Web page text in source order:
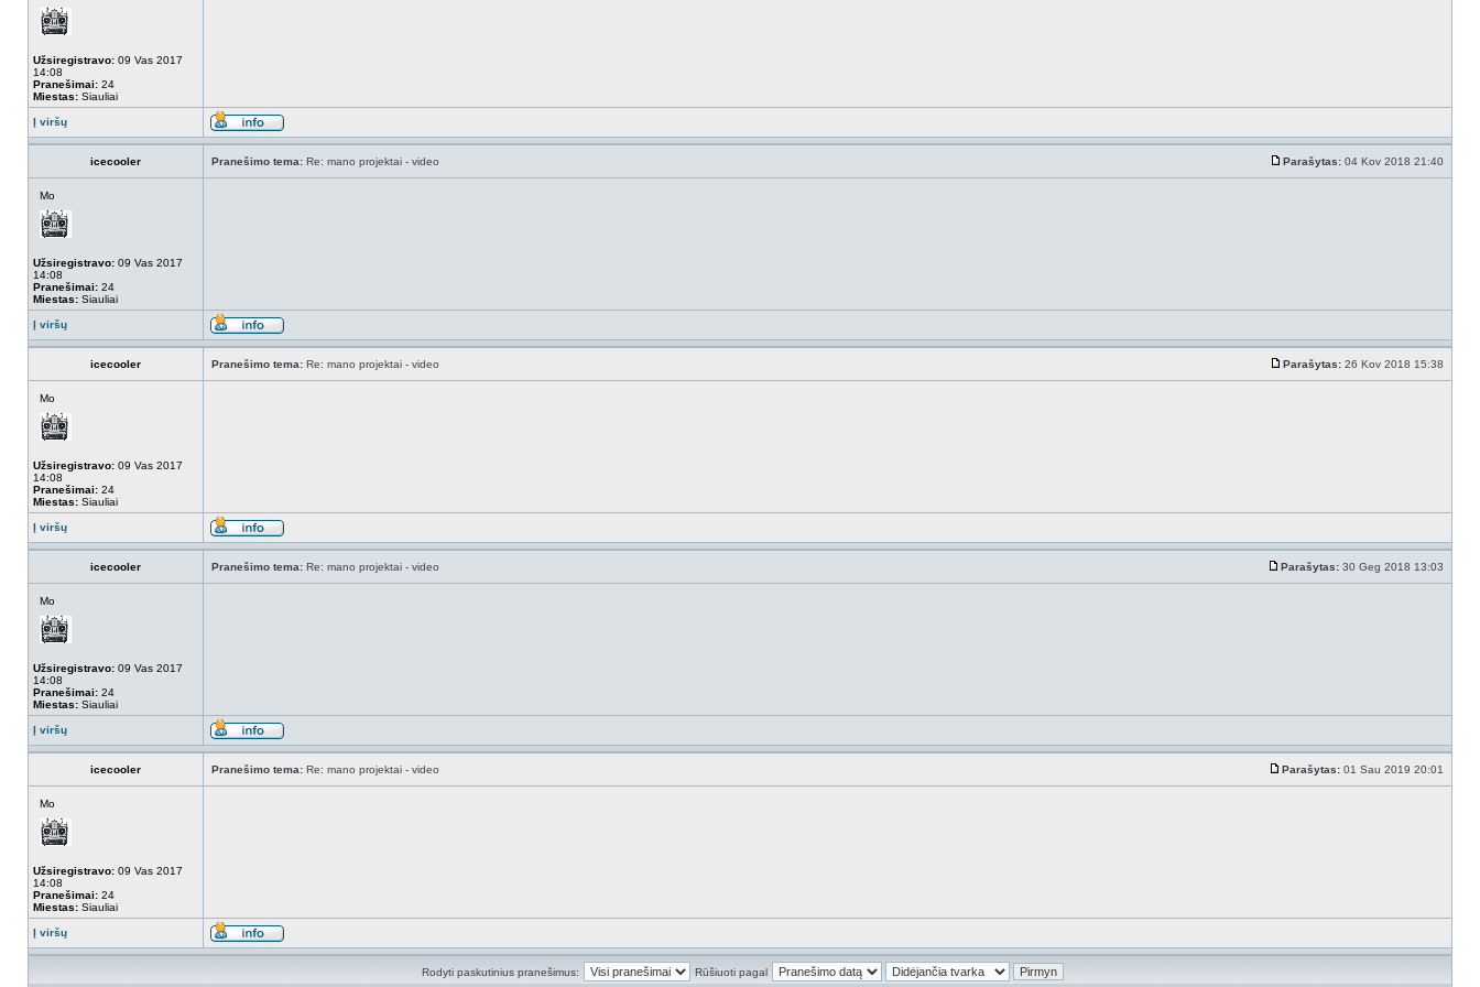
Užsiregistravo: 09 Vas 2017
14:08
Pranešimai: 24
Miestas: Siauliai
Į viršų
icecooler Pranešimo tema: Re: mano projektai - video Parašytas: 04 Kov 2018 21:40
Mo
Užsiregistravo: 09 Vas 2017
14:08
Pranešimai: 24
Miestas: Siauliai
Į viršų
icecooler Pranešimo tema: Re: mano projektai - video Parašytas: 26 Kov 2018 15:38
Mo
Užsiregistravo: 09 Vas 2017
14:08
Pranešimai: 24
Miestas: Siauliai
Į viršų
icecooler Pranešimo tema: Re: mano projektai - video Parašytas: 30 Geg 2018 13:03
Mo
Užsiregistravo: 09 Vas 2017
14:08
Pranešimai: 24
Miestas: Siauliai
Į viršų
icecooler Pranešimo tema: Re: mano projektai - video Parašytas: 01 Sau 2019 20:01
Mo
Užsiregistravo: 09 Vas 2017
14:08
Pranešimai: 24
Miestas: Siauliai
Į viršų
Rodyti paskutinius pranešimus: Rūšiuoti pagal